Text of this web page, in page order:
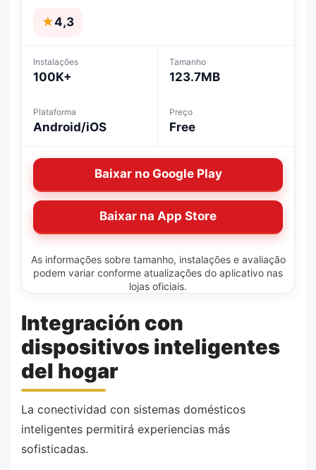
★4,3
Instalações
100K+
Tamanho
123.7MB
Plataforma
Android/iOS
Preço
Free
Baixar no Google Play
Baixar na App Store
As informações sobre tamanho, instalações e avaliação
podem variar conforme atualizações do aplicativo nas
lojas oficiais.
Integración con
dispositivos inteligentes
del hogar
La conectividad con sistemas domésticos
inteligentes permitirá experiencias más
sofisticadas.